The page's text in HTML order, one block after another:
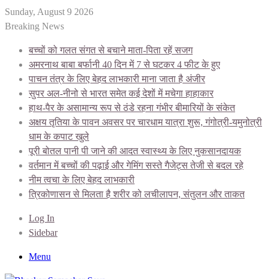
Sunday, August 9 2026
Breaking News
बच्चों को गलत संगत से बचाने माता-पिता रहें सजग
अमरनाथ बाबा बर्फानी 40 दिन में 7 से घटकर 4 फीट के हुए
पाचन तंत्र के लिए बेहद लाभकारी माना जाता है अंजीर
सुपर अल-नीनो से भारत समेत कई देशों में मचेगा हाहाकार
हाथ-पैर के असामान्य रूप से ठंडे रहना गंभीर बीमारियों के संकेत
अक्षय तृतिया के पावन अवसर पर चारधाम यात्रा शुरू, गंगोत्री-यमुनोत्री
धाम के कपाट खुले
पूरी बोतल पानी पी जाने की आदत स्वास्थ्य के लिए नुकसानदायक
वर्तमान में बच्चों की पढ़ाई और गेमिंग सस्ते गैजेट्स तेजी से बदल रहे
नीम त्वचा के लिए बेहद लाभकारी
त्रिकोणासन से मिलता है शरीर को लचीलापन, संतुलन और ताकत
Log In
Sidebar
Menu